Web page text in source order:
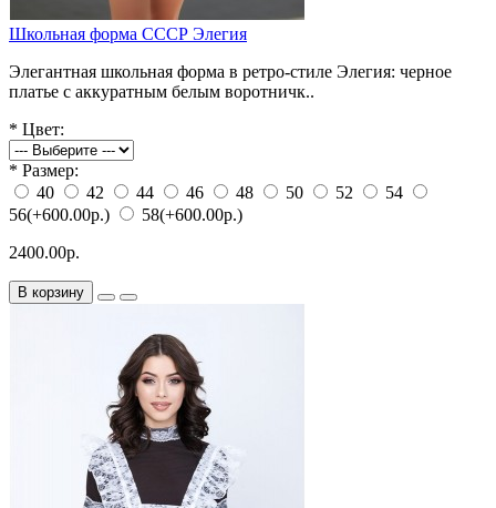
Школьная форма СССР Элегия
Элегантная школьная форма в ретро‑стиле Элегия: черное
платье с аккуратным белым воротничк..
* Цвет:
* Размер:
40
42 44 46 48 50 52
54
56(+600.00р.) 58(+600.00р.)
2400.00р.
В корзину